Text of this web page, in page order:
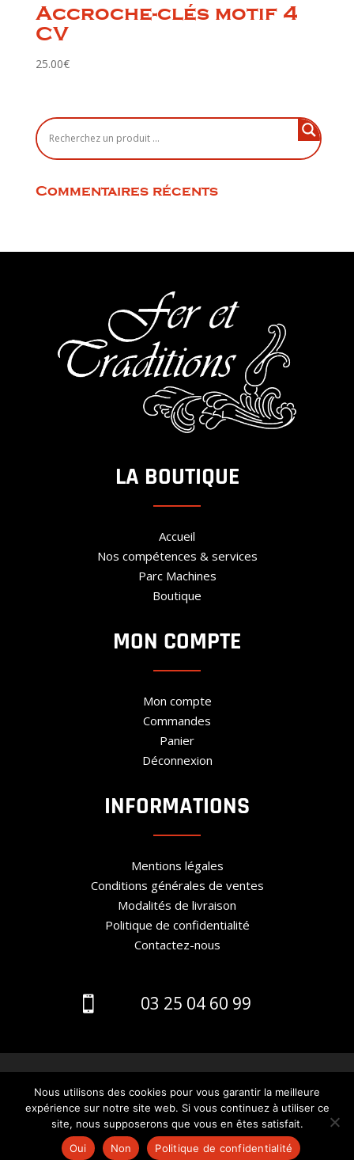
Accroche-clés motif 4
CV
25.00€
Commentaires récents
LA BOUTIQUE
Accueil
Nos compétences & services
Parc Machines
Boutique
MON COMPTE
Mon compte
Commandes
Panier
Déconnexion
INFORMATIONS
Mentions légales
Conditions générales de ventes
Modalités de livraison
Politique de confidentialité
Contactez-nous
 03 25 04 60 99
Communication Nancy
Nous utilisons des cookies pour vous garantir la meilleure
expérience sur notre site web. Si vous continuez à utiliser ce
site, nous supposerons que vous en êtes satisfait.
Oui
Non Politique de confidentialité